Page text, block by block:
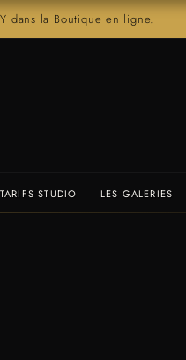
dans la Boutique en ligne.
TARIFS STUDIO LES GALERIES